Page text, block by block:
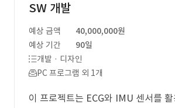
SW 개발
예상 금액
40,000,000원
예상 기간
90일
개발 · 디자인
PC 프로그램 외 1개
이 프로젝트는 ECG와 IMU 센서를